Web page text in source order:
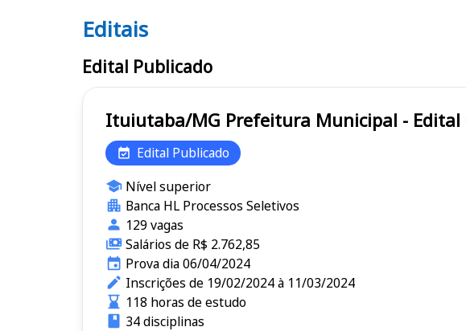
Editais
Editais
Edital Publicado
Ituiutaba/MG Prefeitura Municipal -
Edital Publicado
Nível superior
Banca HL Processos Seletivos
129 vagas
Salários de R$ 2.762,85
Prova dia 06/04/2024
Inscrições de 19/02/2024 à 11/03/2024
118 horas de estudo
34 disciplinas